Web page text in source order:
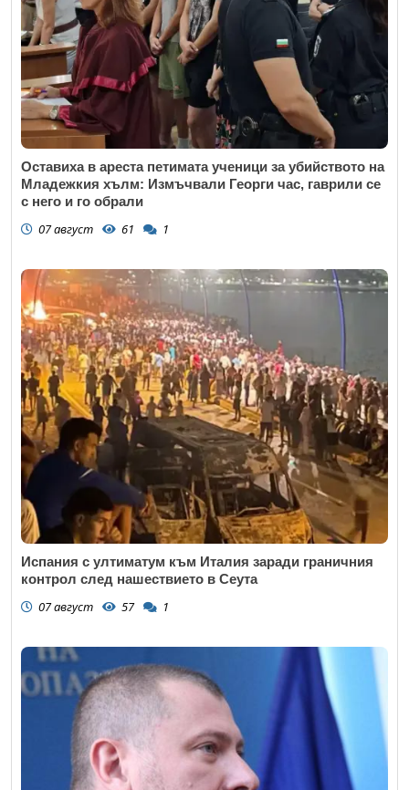
Оставиха в ареста петимата ученици за убийството на
Младежкия хълм: Измъчвали Георги час, гаврили се
с него и го обрали
07 август 61 1
Испания с ултиматум към Италия заради граничния
контрол след нашествието в Сеута
07 август 57 1